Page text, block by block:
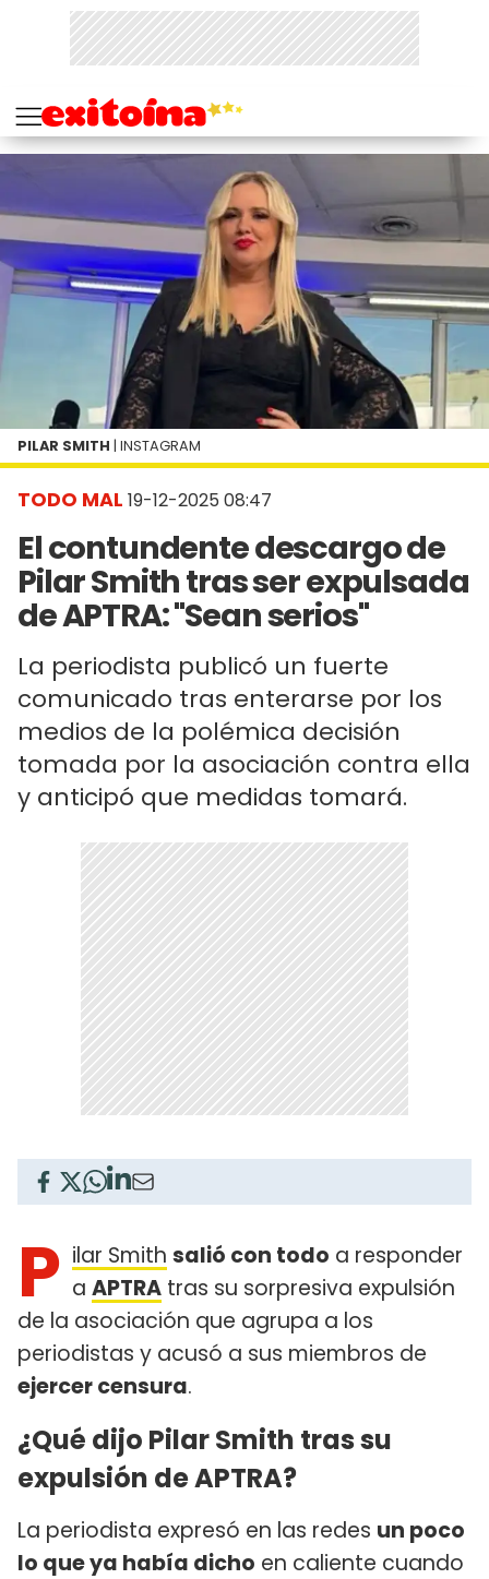
TODO MAL 19-12-2025 08:47
El contundente descargo de
Pilar Smith tras ser expulsada
de APTRA: "Sean serios"
La periodista publicó un fuerte
comunicado tras enterarse por los
medios de la polémica decisión
tomada por la asociación contra ella
y anticipó que medidas tomará.
PILAR SMITH | INSTAGRAM
P ilar Smith salió con todo a responder
a APTRA tras su sorpresiva expulsión
de la asociación que agrupa a los
periodistas y acusó a sus miembros de
ejercer censura.
¿Qué dijo Pilar Smith tras su
expulsión de APTRA?
La periodista expresó en las redes un poco
lo que ya había dicho en caliente cuando